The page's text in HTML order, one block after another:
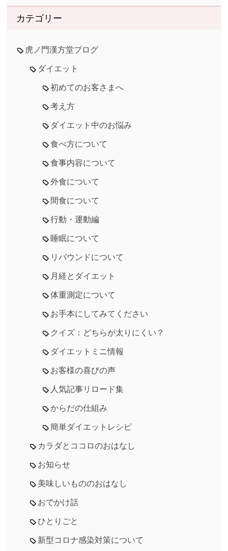
カテゴリー
虎ノ門漢方堂ブログ
ダイエット
初めてのお客さまへ
考え方
ダイエット中のお悩み
食べ方について
食事内容について
外食について
間食について
行動・運動編
睡眠について
リバウンドについて
月経とダイエット
体重測定について
お手本にしてみてください
クイズ：どちらが太りにくい？
ダイエットミニ情報
お客様の喜びの声
人気記事リロード集
からだの仕組み
簡単ダイエットレシピ
カラダとココロのおはなし
お知らせ
美味しいもののおはなし
おでかけ話
ひとりごと
新型コロナ感染対策について